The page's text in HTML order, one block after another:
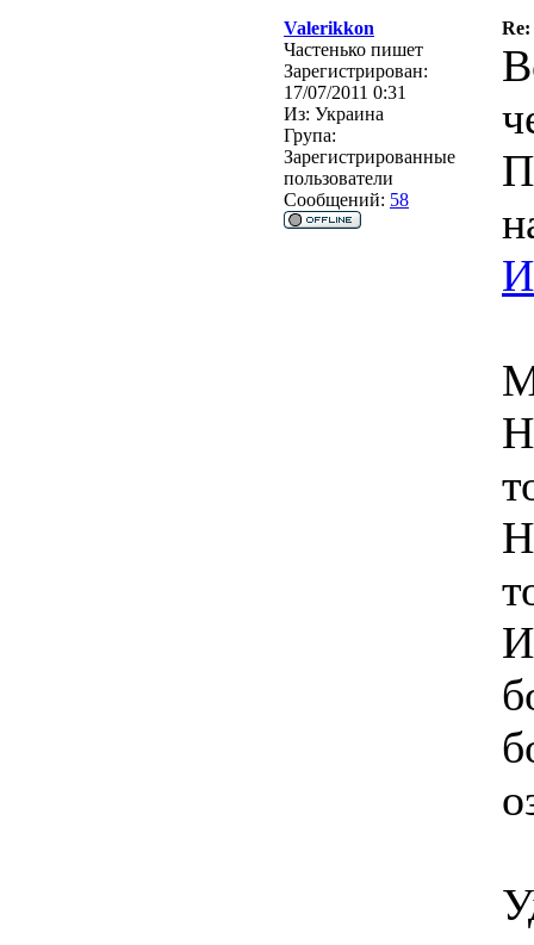
Valerikkon
Re:
Частенько пишет
Зарегистрирован:
17/07/2011 0:31
Из: Украина
Група:
Зарегистрированные
пользователи
Сообщений: 58